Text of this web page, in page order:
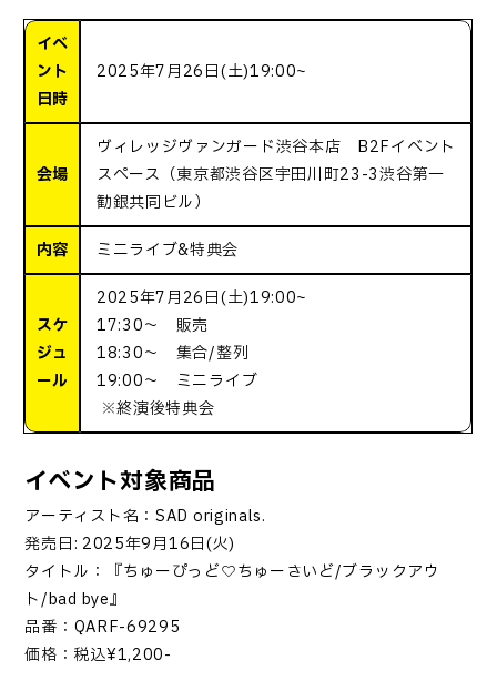
イベ
ント
日時
2025年7月26日(土)19:00~
会場
ヴィレッジヴァンガード渋谷本店 B2Fイベント
スペース（東京都渋谷区宇田川町23-3渋谷第一
勧銀共同ビル）
内容 ミニライブ&特典会
スケ
ジュ
ール
2025年7月26日(土)19:00~
17:30～ 販売
18:30～ 集合/整列
19:00～ ミニライブ
※終演後特典会
イベント対象商品
アーティスト名： SAD originals.
発売日: 2025年9月16日(火)
タイトル：『ちゅーぴっど♡ちゅーさいど/ブラックアウ
ト/bad bye』
品番： QARF-69295
価格：税込¥1,200-